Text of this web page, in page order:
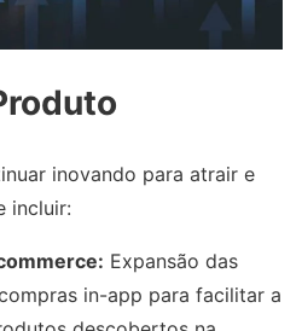
inovando para atrair e
incluir:
Expansão das
in-app para facilitar a